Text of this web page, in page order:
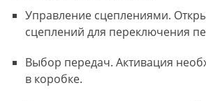
Управление сцеплениями.
сцеплений для переключения
Выбор передач. Активация
в коробке.